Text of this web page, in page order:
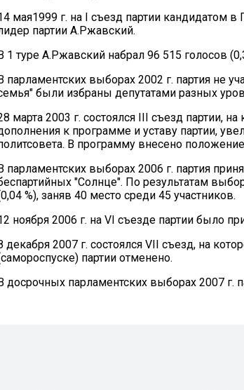
мая1999 г. на I съезд партии кандидатом
партии А.Ржавский.
1 туре А.Ржавский набрал 96 515 голосов
парламентских выборах 2002 г. партия не
были избраны депутатами разных
марта 2003 г. состоялся ІІІ съезд партии,
к программе и уставу партии,
В программу внесено
парламентских выборах 2006 г. партия
"Солнце". По результатам
%), заняв 40 место среди 45 участников.
ноября 2006 г. на VI съезде партии было
декабря 2007 г. состоялся VII съезд, на
партии отменено.
досрочных парламентских выборах 2007 г.